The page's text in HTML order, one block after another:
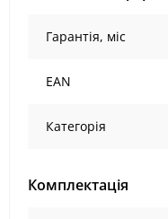
Гарантія, міс
EAN
Категорія
Комплектація